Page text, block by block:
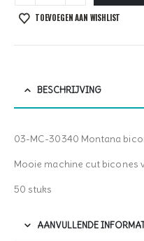
TOEVOEGEN AAN WISHLIST
BESCHRIJVING
03-MC-30340 Montana
Mooie machine cut bicones
50 stuks
AANVULLENDE